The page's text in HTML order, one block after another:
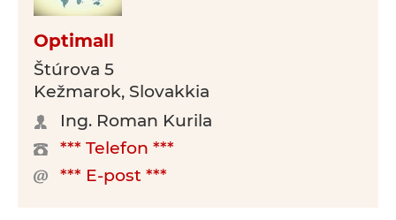
Optimall
Štúrova 5
Kežmarok, Slovakkia
Ing. Roman Kurila
*** Telefon ***
*** E-post ***